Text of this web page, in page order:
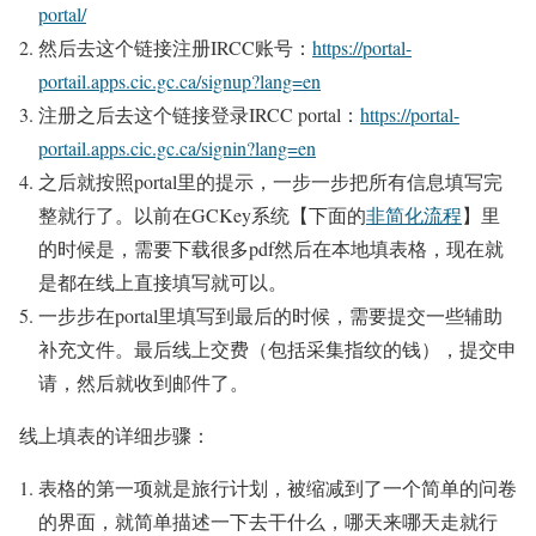
portal/
然后去这个链接注册IRCC账号： https://portal-
portail.apps.cic.gc.ca/signup?lang=en
注册之后去这个链接登录IRCC portal： https://portal-
portail.apps.cic.gc.ca/signin?lang=en
之后就按照portal里的提示，一步一步把所有信息填写完
整就行了。以前在GCKey系统【下面的非简化流程】里
的时候是，需要下载很多pdf然后在本地填表格，现在就
是都在线上直接填写就可以。
一步步在portal里填写到最后的时候，需要提交一些辅助
补充文件。最后线上交费（包括采集指纹的钱），提交申
请，然后就收到邮件了。
线上填表的详细步骤：
表格的第一项就是旅行计划，被缩减到了一个简单的问卷
的界面，就简单描述一下去干什么，哪天来哪天走就行